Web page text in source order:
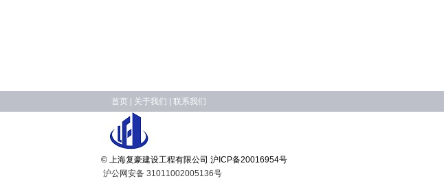
首页 关于我们 联系我们
© 上海复豪建设工程有限公司 沪ICP备20016954号
沪公网安备 31011002005136号